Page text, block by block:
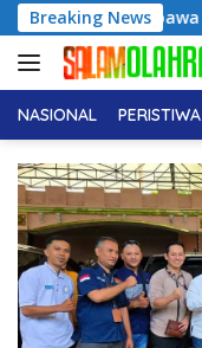
Langsung
ke
konten
Breaking News
ke Rutan KPK
NASIONAL PERISTIWA